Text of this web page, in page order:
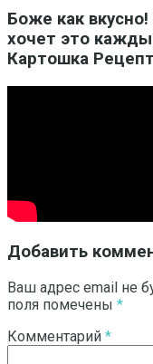
Боже как
хочет это
Картошка Рецепт
Добавить
Ваш адрес email не
поля помечены *
Комментарий *